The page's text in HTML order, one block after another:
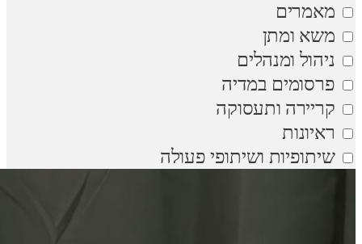
מאמרים
משא ומתן
ניהול ומנהלים
פרסומים במדיה
קריירה ותעסוקה
ראיונות
שיתופיות ושיתופי פעולה